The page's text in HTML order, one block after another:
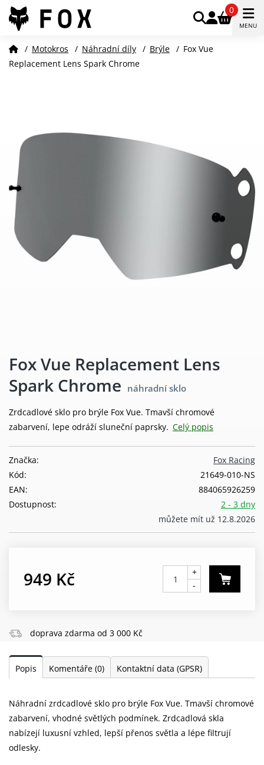
0
MENU
/ Motokros / Náhradní díly / Brýle / Fox Vue
Replacement Lens Spark Chrome
Fox Vue Replacement Lens
Spark Chrome náhradní sklo
Zrdcadlové sklo pro brýle Fox Vue. Tmavší chromové
zabarvení, lepe odráží sluneční paprsky. Celý popis
Fox Racing
Značka:
21649-010-NS
Kód:
884065926259
EAN:
2 - 3 dny
můžete mít už 12.8.2026
Dostupnost:
949 Kč
+
-
doprava zdarma od 3 000 Kč
Popis Komentáře (0) Kontaktní data (GPSR)
Náhradní zrdcadlové sklo pro brýle Fox Vue. Tmavší chromové
zabarvení, vhodné světlých podmínek. Zrdcadlová skla
nabízejí luxusní vzhled, lepší přenos světla a lépe filtrují
odlesky.